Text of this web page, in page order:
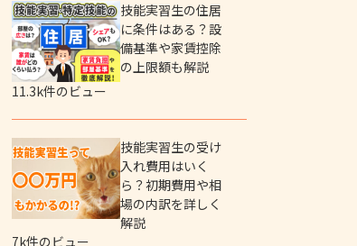
技能実習生の住居
に条件はある？設
備基準や家賃控除
の上限額も解説
11.3k件のビュー
技能実習生の受け
入れ費用はいく
ら？初期費用や相
場の内訳を詳しく
解説
7k件のビュー